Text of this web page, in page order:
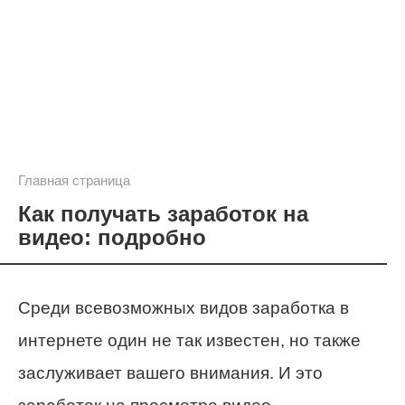
Главная страница
Как получать заработок на
видео: подробно
Среди всевозможных видов заработка в
интернете один не так известен, но также
заслуживает вашего внимания. И это